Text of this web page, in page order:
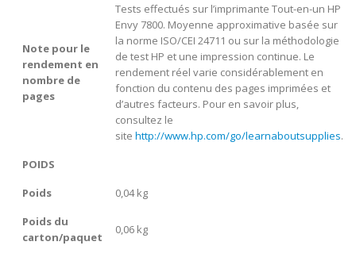
Note pour le
rendement en
nombre de
pages
Tests effectués sur l’imprimante Tout-en-un HP
Envy 7800. Moyenne approximative basée sur
la norme ISO/CEI 24711 ou sur la méthodologie
de test HP et une impression continue. Le
rendement réel varie considérablement en
fonction du contenu des pages imprimées et
d’autres facteurs. Pour en savoir plus,
consultez le
site http://www.hp.com/go/learnaboutsupplies.
POIDS
Poids
0,04 kg
Poids du
carton/paquet
0,06 kg